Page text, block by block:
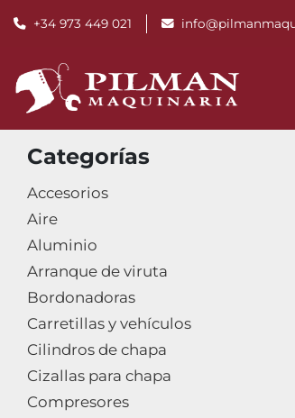
+34 973 449 021
Categorías
Accesorios
Aire
Aluminio
Arranque de viruta
Bordonadoras
Carretillas y vehículos
Cilindros de chapa
Cizallas para chapa
Compresores